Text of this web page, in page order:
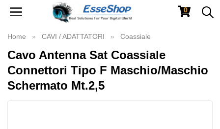
Toggle
0
Home CAVI / ADATTATORI Coassiale
Cavo Antenna Sat Coassiale
Connettori Tipo F Maschio/Maschio
Schermato Mt.2,5